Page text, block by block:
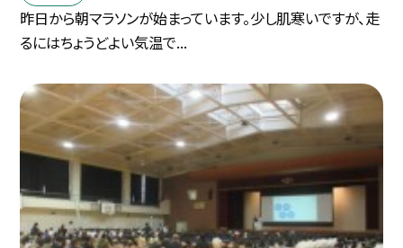
昨日から朝マラソンが始まっています。少し肌寒いですが、走
るにはちょうどよい気温で...